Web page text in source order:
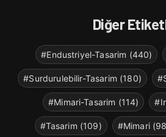
Diğer
#Endustriyel-Tasarim (440)
#Surdurulebilir-Tasarim (180)
#Mimari-Tasarim (114)
#Tasarim (109) #Mimari